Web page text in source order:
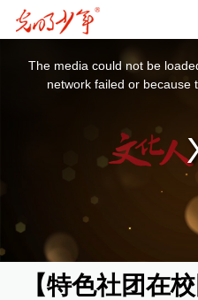
The media could not be
network failed or because
【特色社团在